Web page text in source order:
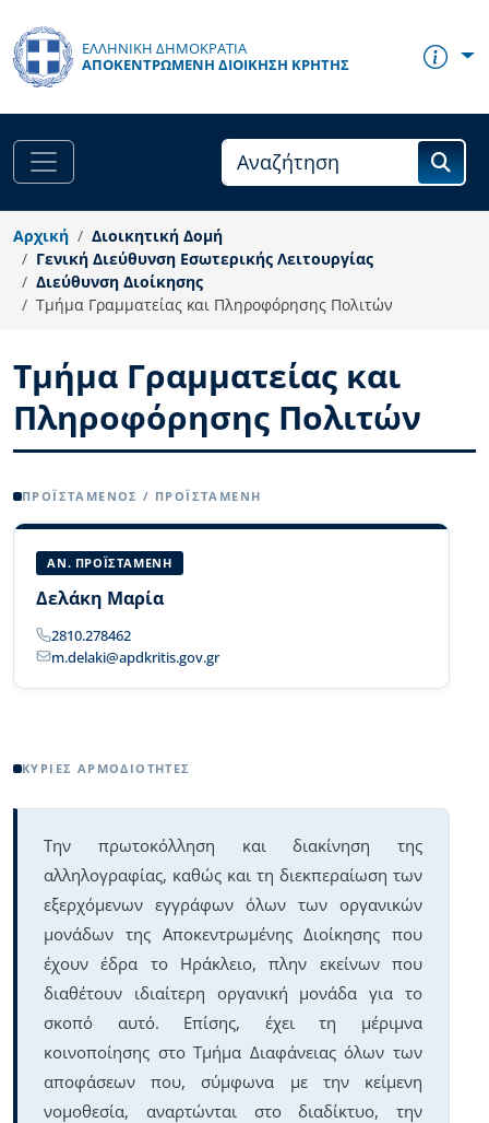
ΕΛΛΗΝΙΚΗ ΔΗΜΟΚΡΑΤΙΑ
ΑΠΟΚΕΝΤΡΩΜΈΝΗ ΔΙΟΊΚΗΣΗ ΚΡΉΤΗΣ
Αρχική
Διοικητική Δομή
Γενική Διεύθυνση Εσωτερικής Λειτουργίας
Διεύθυνση Διοίκησης
Τμήμα Γραμματείας και Πληροφόρησης Πολιτών
Τμήμα Γραμματείας και
Πληροφόρησης Πολιτών
Body
ΠΡΟΪΣΤΆΜΕΝΟΣ / ΠΡΟΪΣΤΑΜΈΝΗ
ΑΝ. ΠΡΟΪΣΤΑΜΕΝΗ
Δελάκη Μαρία
2810.278462
m.delaki@apdkritis.gov.gr
ΚΎΡΙΕΣ ΑΡΜΟΔΙΌΤΗΤΕΣ
Την πρωτοκόλληση και διακίνηση της
αλληλογραφίας, καθώς και τη διεκπεραίωση των
εξερχόμενων εγγράφων όλων των οργανικών
μονάδων της Αποκεντρωμένης Διοίκησης που
έχουν έδρα το Ηράκλειο, πλην εκείνων που
διαθέτουν ιδιαίτερη οργανική μονάδα για το
σκοπό αυτό. Επίσης, έχει τη μέριμνα
κοινοποίησης στο Τμήμα Διαφάνειας όλων των
αποφάσεων που, σύμφωνα με την κείμενη
νομοθεσία, αναρτώνται στο διαδίκτυο, την